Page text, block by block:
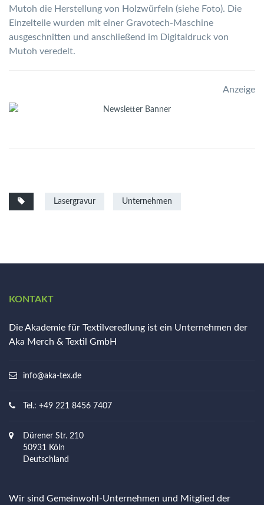
Mutoh die Herstellung von Holzwürfeln (siehe Foto). Die
Einzelteile wurden mit einer Gravotech-Maschine
ausgeschnitten und anschließend im Digitaldruck von
Mutoh veredelt.
Anzeige
Lasergravur Unternehmen
KONTAKT
Die Akademie für Textilveredlung ist ein Unternehmen der
Aka Merch & Textil GmbH
info@aka-tex.de
Tel.: +49 221 8456 7407
Dürener Str. 210
50931 Köln
Deutschland
Wir sind Gemeinwohl-Unternehmen und Mitglied der